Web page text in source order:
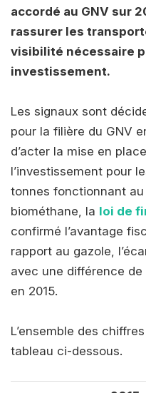
accordé au GNV sur
rassurer les
visibilité nécessaire
investissement.
Les signaux sont
pour la filière du GNV
d’acter la mise en
l’investissement pour
tonnes fonctionnant
biométhane, la loi de
confirmé l’avantage
rapport au gazole,
avec une différence
en 2015.
L’ensemble des
tableau ci-dessous.